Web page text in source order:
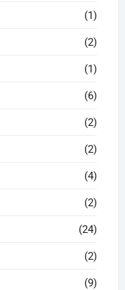
(1)
(2)
(1)
(6)
(2)
(2)
(4)
(2)
(24)
(2)
(9)